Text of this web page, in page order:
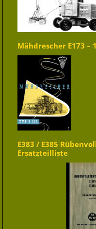
Mähdrescher E173 –
E383 / E385
Ersatzteilliste